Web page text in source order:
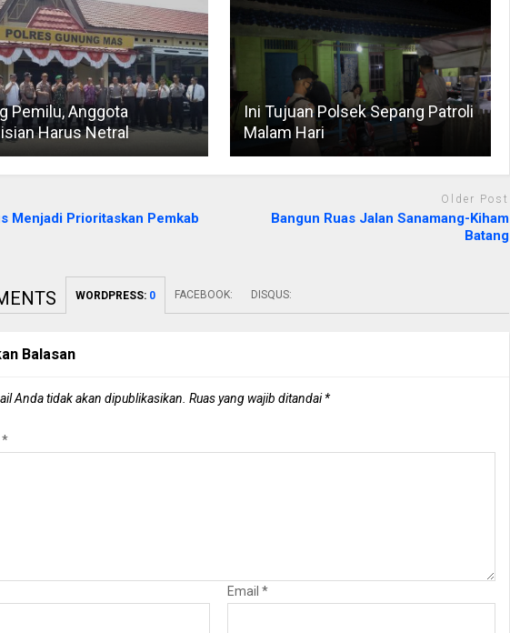
Pemilu, Anggota
Harus Netral
Ini Tujuan Polsek Sepang Patroli
Malam Hari
Menjadi Prioritaskan Pemkab
Older Post
Bangun Ruas Jalan Sanamang-Kiham
Batang
WORDPRESS: 0 FACEBOOK: DISQUS:
Balasan
Anda tidak akan dipublikasikan. Ruas yang wajib ditandai*
*
Email *